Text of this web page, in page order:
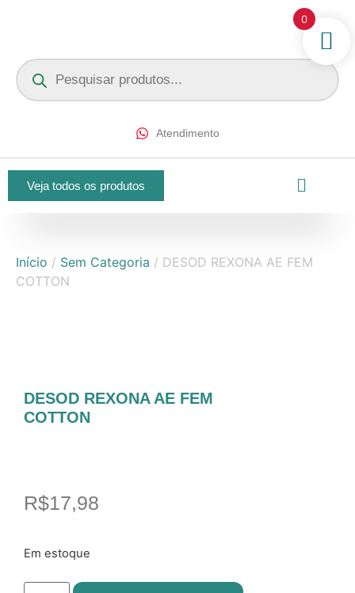
Atendimento
Veja todos os produtos
Início / Sem Categoria / DESOD REXONA AE FEM
COTTON
DESOD REXONA AE FEM
COTTON
R$17,98
Em estoque
0